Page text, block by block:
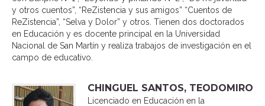
y otros cuentos”, “ReZistencia y sus amigos” “Cuentos de
ReZistencia”, “Selva y Dolor” y otros. Tienen dos doctorados
en Educación y es docente principal en la Universidad
Nacional de San Martín y realiza trabajos de investigación en el
campo de educativo.
CHINGUEL SANTOS, TEODOMIRO
Licenciado en Educación en la